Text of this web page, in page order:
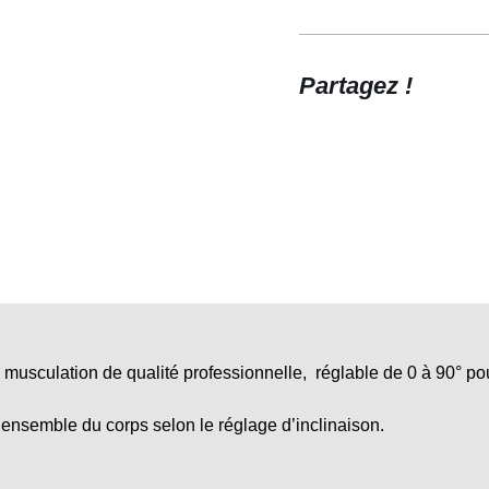
Partagez !
de qualité professionnelle, réglable de 0 à 90°
du corps selon le réglage d’inclinaison.